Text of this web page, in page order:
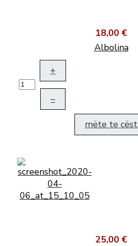
18,00 €
Albolina
+
–
mëte te cëst
25,00 €